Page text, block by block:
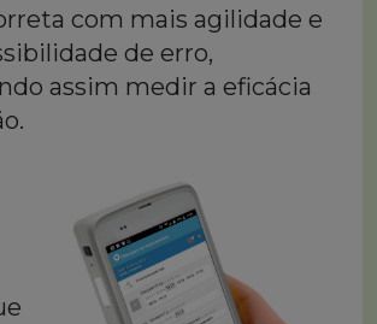
com mais agilidade e
de erro,
assim medir a eficácia